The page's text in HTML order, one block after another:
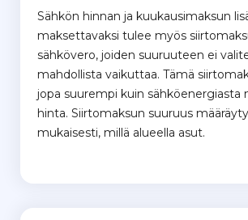
Sähkön hinnan ja kuukausimaksun
maksettavaksi tulee myös
sähkövero, joiden suuruuteen ei
mahdollista vaikuttaa. Tämä
jopa suurempi kuin sähköenergiasta
hinta. Siirtomaksun suuruus
mukaisesti, millä alueella asut.